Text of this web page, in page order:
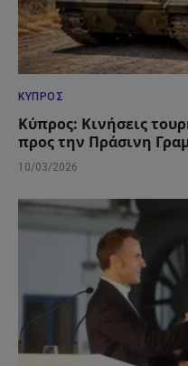
ΚΎΠΡΟΣ
Κύπρος: Κινήσεις
προς την Πράσινη
10/03/2026